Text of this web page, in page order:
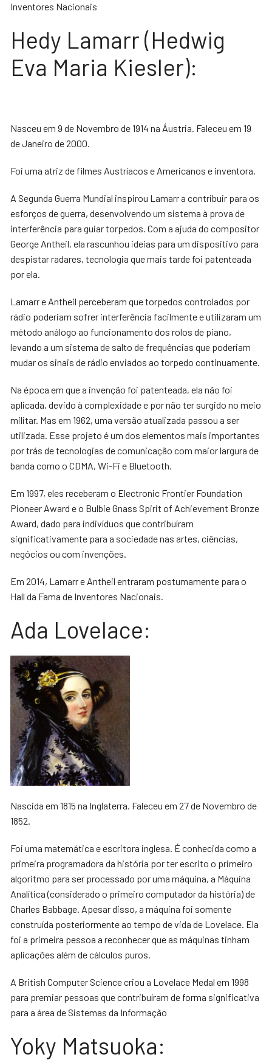
Inventores Nacionais
Hedy Lamarr (Hedwig
Eva Maria Kiesler):
Nasceu em 9 de Novembro de 1914 na Áustria. Faleceu em 19
de Janeiro de 2000.
Foi uma atriz de filmes Austríacos e Americanos e inventora.
A Segunda Guerra Mundial inspirou Lamarr a contribuir para os
esforços de guerra, desenvolvendo um sistema à prova de
interferência para guiar torpedos. Com a ajuda do compositor
George Antheil, ela rascunhou ideias para um dispositivo para
despistar radares, tecnologia que mais tarde foi patenteada
por ela.
Lamarr e Antheil perceberam que torpedos controlados por
rádio poderiam sofrer interferência facilmente e utilizaram um
método análogo ao funcionamento dos rolos de piano,
levando a um sistema de salto de frequências que poderiam
mudar os sinais de rádio enviados ao torpedo continuamente.
Na época em que a invenção foi patenteada, ela não foi
aplicada, devido à complexidade e por não ter surgido no meio
militar. Mas em 1962, uma versão atualizada passou a ser
utilizada. Esse projeto é um dos elementos mais importantes
por trás de tecnologias de comunicação com maior largura de
banda como o CDMA, Wi-Fi e Bluetooth.
Em 1997, eles receberam o Electronic Frontier Foundation
Pioneer Award e o Bulbie Gnass Spirit of Achievement Bronze
Award, dado para indivíduos que contribuíram
significativamente para a sociedade nas artes, ciências,
negócios ou com invenções.
Em 2014, Lamarr e Antheil entraram postumamente para o
Hall da Fama de Inventores Nacionais.
Ada Lovelace:
Nascida em 1815 na Inglaterra. Faleceu em 27 de Novembro de
1852.
Foi uma matemática e escritora inglesa. É conhecida como a
primeira programadora da história por ter escrito o primeiro
algoritmo para ser processado por uma máquina, a Máquina
Analítica (considerado o primeiro computador da história) de
Charles Babbage. Apesar disso, a máquina foi somente
construída posteriormente ao tempo de vida de Lovelace. Ela
foi a primeira pessoa a reconhecer que as máquinas tinham
aplicações além de cálculos puros.
A British Computer Science criou a Lovelace Medal em 1998
para premiar pessoas que contribuíram de forma significativa
para a área de Sistemas da Informação
Yoky Matsuoka: